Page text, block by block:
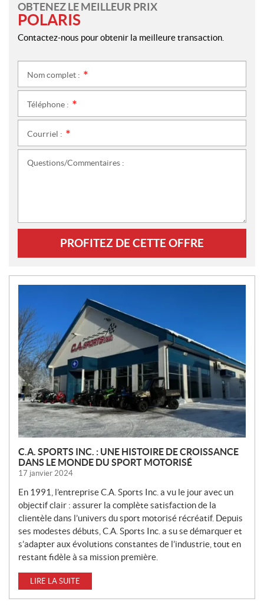
OBTENEZ LE MEILLEUR PRIX
POLARIS
Contactez-nous pour obtenir la meilleure transaction.
Nom complet :
Téléphone :
Courriel :
Questions/Commentaires :
PROFITEZ DE CETTE OFFRE
O
U
V
E
L
L
E
S
C.A. SPORTS INC. : UNE HISTOIRE DE CROISSANCE
DANS LE MONDE DU SPORT MOTORISÉ
17 janvier 2024
En 1991, l’entreprise C.A. Sports Inc. a vu le jour avec un
objectif clair : assurer la complète satisfaction de la
clientèle dans l’univers du sport motorisé récréatif. Depuis
ses modestes débuts, C.A. Sports Inc. a su se démarquer et
s’adapter aux évolutions constantes de l’industrie, tout en
restant fidèle à sa mission première.
LIRE LA SUITE